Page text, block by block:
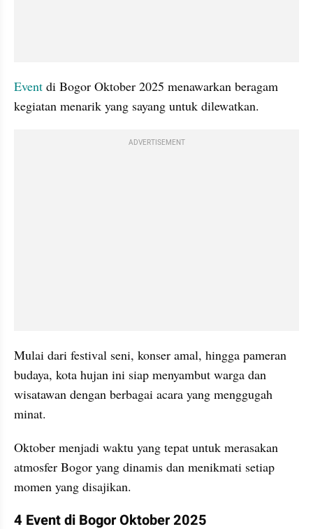
Event di Bogor Oktober 2025 menawarkan beragam
kegiatan menarik yang sayang untuk dilewatkan.
ADVERTISEMENT
Mulai dari festival seni, konser amal, hingga pameran
budaya, kota hujan ini siap menyambut warga dan
wisatawan dengan berbagai acara yang menggugah
minat.
Oktober menjadi waktu yang tepat untuk merasakan
atmosfer Bogor yang dinamis dan menikmati setiap
momen yang disajikan.
4 Event di Bogor Oktober 2025